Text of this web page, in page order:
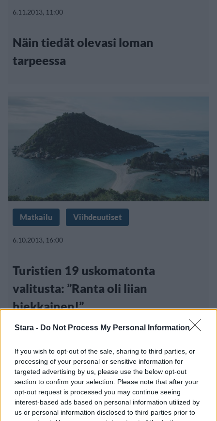
Stara - Do Not Process My Personal Information
If you wish to opt-out of the sale, sharing to third parties, or
processing of your personal or sensitive information for
targeted advertising by us, please use the below opt-out
section to confirm your selection. Please note that after your
opt-out request is processed you may continue seeing
interest-based ads based on personal information utilized by
us or personal information disclosed to third parties prior to
6.11.2013, 11:00
Näin tiedät olevasi loman
tarpeessa
Matkailu Viihdeuutiset
6.10.2013, 16:00
Turistien 19 uskomatonta
valitusta: ”Ranta oli liian
hiekkainen!”